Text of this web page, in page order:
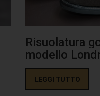
Risuolatura
modello
LEGGI TUTTO